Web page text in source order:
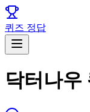
퀴즈 정답
닥터나우